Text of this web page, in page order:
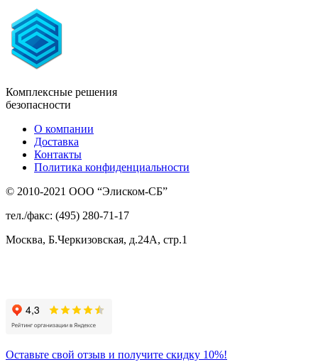
Комплексные решения
безопасности
О компании
Доставка
Контакты
Политика конфиденциальности
© 2010-2021 ООО “Элиском-СБ”
тел./факс: (495) 280-71-17
Москва, Б.Черкизовская, д.24А, стр.1
Оставьте свой отзыв и получите скидку 10%!